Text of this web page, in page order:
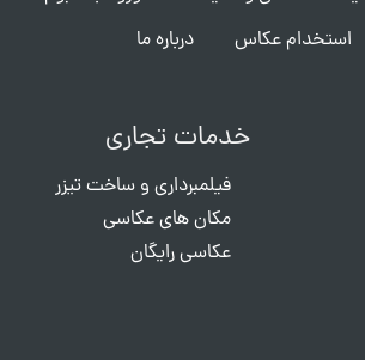
استخدام عکاس
درباره ما
خدمات تجاری
فیلمبرداری و ساخت تیزر
مکان های عکاسی
عکاسی رایگان